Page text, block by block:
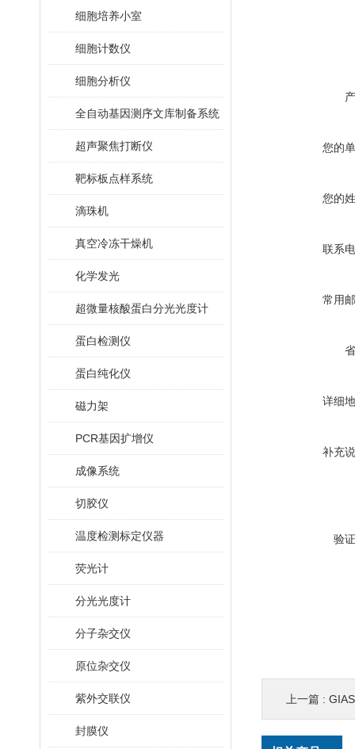
细胞培养小室
细胞计数仪
细胞分析仪
全自动基因测序文库制备系统
超声聚焦打断仪
靶标板点样系统
滴珠机
真空冷冻干燥机
化学发光
超微量核酸蛋白分光光度计
蛋白检测仪
蛋白纯化仪
磁力架
PCR基因扩增仪
成像系统
切胶仪
温度检测标定仪器
荧光计
分光光度计
分子杂交仪
原位杂交仪
紫外交联仪
封膜仪
您的
您的
联系
常用
详细
补充
验
上一篇 :